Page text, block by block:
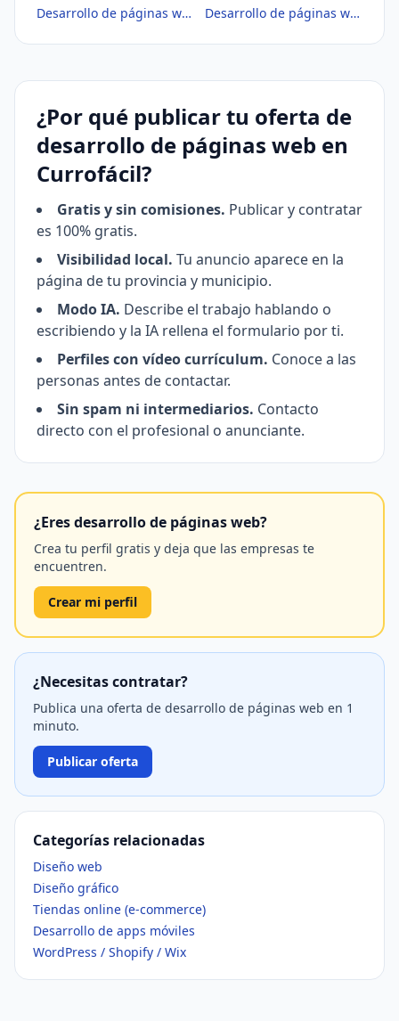
Desarrollo de páginas web en Zamora Desarrollo de páginas web en Zaragoza
¿Por qué publicar tu oferta de
desarrollo de páginas web en
Currofácil?
Gratis y sin comisiones. Publicar y contratar
es 100% gratis.
Visibilidad local. Tu anuncio aparece en la
página de tu provincia y municipio.
Modo IA. Describe el trabajo hablando o
escribiendo y la IA rellena el formulario por ti.
Perfiles con vídeo currículum. Conoce a las
personas antes de contactar.
Sin spam ni intermediarios. Contacto
directo con el profesional o anunciante.
¿Eres desarrollo de páginas web?
Crea tu perfil gratis y deja que las empresas te
encuentren.
Crear mi perfil
¿Necesitas contratar?
Publica una oferta de desarrollo de páginas web en 1
minuto.
Publicar oferta
Categorías relacionadas
Diseño web
Diseño gráfico
Tiendas online (e-commerce)
Desarrollo de apps móviles
WordPress / Shopify / Wix